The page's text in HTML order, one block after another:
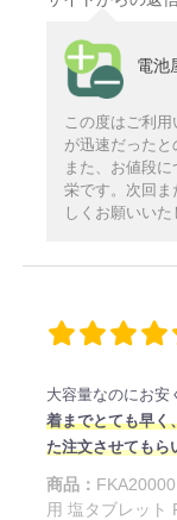
電池
この度はご利
が迅速だったと
また、お値段
栄です。次回ま
しくお願いいた
大容量なのにお安
着までとても早く
た注文させてもら
商品：
用 塩タブレット